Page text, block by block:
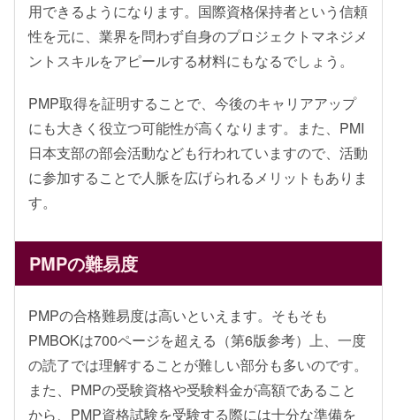
用できるようになります。国際資格保持者という信頼
性を元に、業界を問わず自身のプロジェクトマネジメ
ントスキルをアピールする材料にもなるでしょう。
PMP取得を証明することで、今後のキャリアアップ
にも大きく役立つ可能性が高くなります。また、PMI
日本支部の部会活動なども行われていますので、活動
に参加することで人脈を広げられるメリットもありま
す。
PMPの難易度
PMPの合格難易度は高いといえます。そもそも
PMBOKは700ページを超える（第6版参考）上、一度
の読了では理解することが難しい部分も多いのです。
また、PMPの受験資格や受験料金が高額であること
から、PMP資格試験を受験する際には十分な準備を